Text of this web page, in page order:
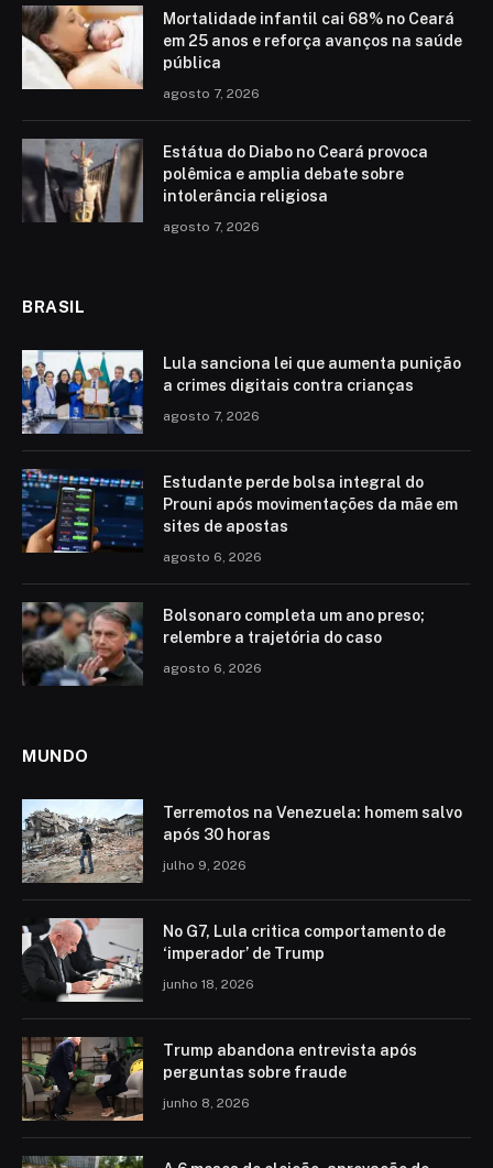
Mortalidade infantil cai 68% no Ceará
em 25 anos e reforça avanços na saúde
pública
agosto 7, 2026
Estátua do Diabo no Ceará provoca
polêmica e amplia debate sobre
intolerância religiosa
agosto 7, 2026
BRASIL
Lula sanciona lei que aumenta punição
a crimes digitais contra crianças
agosto 7, 2026
Estudante perde bolsa integral do
Prouni após movimentações da mãe em
sites de apostas
agosto 6, 2026
Bolsonaro completa um ano preso;
relembre a trajetória do caso
agosto 6, 2026
MUNDO
Terremotos na Venezuela: homem salvo
após 30 horas
julho 9, 2026
No G7, Lula critica comportamento de
‘imperador’ de Trump
junho 18, 2026
Trump abandona entrevista após
perguntas sobre fraude
junho 8, 2026